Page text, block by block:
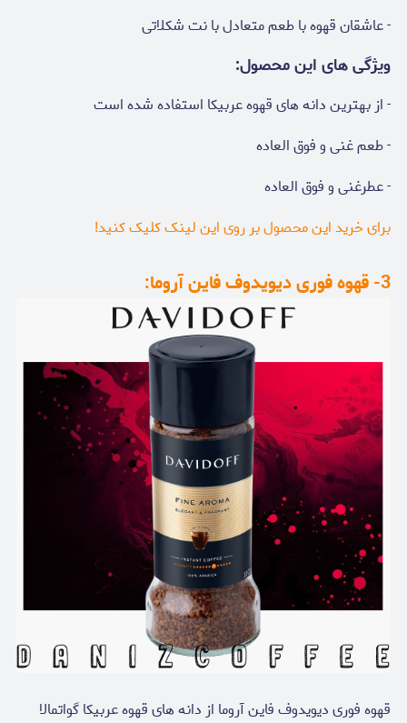
- عاشقان قهوه با طعم متعادل با نت شکلاتی
ویژگی های این محصول:
- از بهترین دانه های قهوه عربیکا استفاده شده است
- طعم غنی و فوق العاده
- عطرغنی و فوق العاده
برای خرید این محصول بر روی این لینک کلیک کنید!
3- قهوه فوری دیویدوف فاین آروما:
قهوه فوری دیویدوف فاین آروما از دانه های قهوه عربیکا گواتمالا